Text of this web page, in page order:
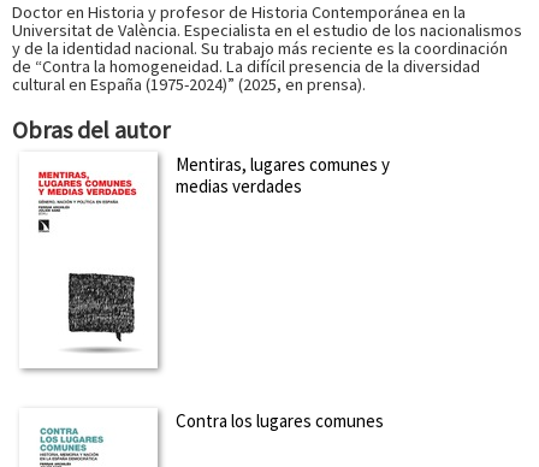
Doctor en Historia y profesor de Historia Contemporánea en la
Universitat de València. Especialista en el estudio de los nacionalismos
y de la identidad nacional. Su trabajo más reciente es la coordinación
de “Contra la homogeneidad. La difícil presencia de la diversidad
cultural en España (1975-2024)” (2025, en prensa).
Obras del autor
Mentiras, lugares comunes y
medias verdades
Contra los lugares comunes